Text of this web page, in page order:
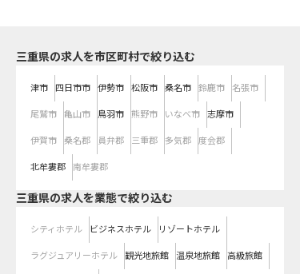
三重県の求人を市区町村で絞り込む
津市 四日市市 伊勢市 松阪市 桑名市 鈴鹿市 名張市
尾鷲市 亀山市 鳥羽市 熊野市 いなべ市 志摩市
伊賀市 桑名郡 員弁郡 三重郡 多気郡 度会郡
北牟婁郡 南牟婁郡
三重県の求人を業態で絞り込む
シティホテル ビジネスホテル リゾートホテル
ラグジュアリーホテル 観光地旅館 温泉地旅館 高級旅館